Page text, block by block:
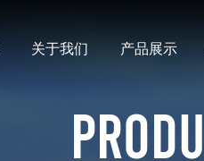
关于我们 产品展示